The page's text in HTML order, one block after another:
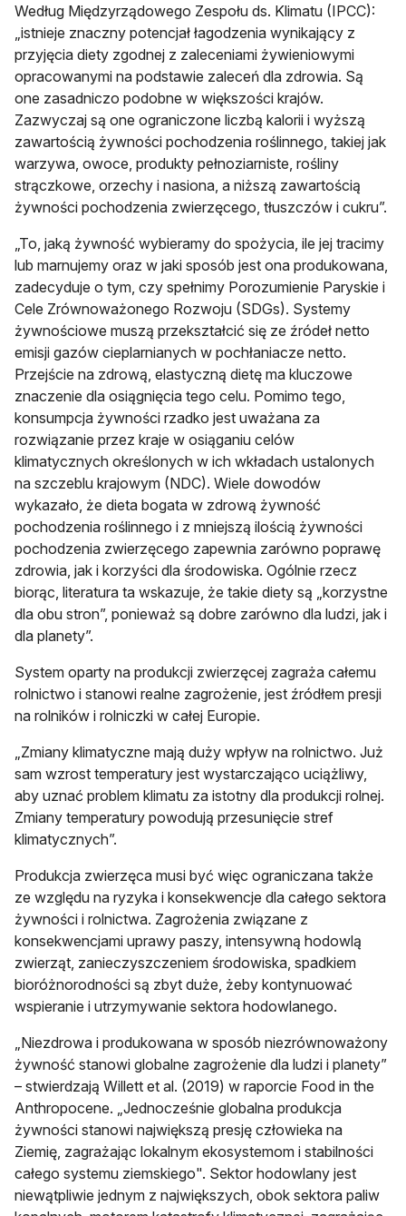
Według Międzyrządowego Zespołu ds. Klimatu (IPCC):
„istnieje znaczny potencjał łagodzenia wynikający z
przyjęcia diety zgodnej z zaleceniami żywieniowymi
opracowanymi na podstawie zaleceń dla zdrowia. Są
one zasadniczo podobne w większości krajów.
Zazwyczaj są one ograniczone liczbą kalorii i wyższą
zawartością żywności pochodzenia roślinnego, takiej jak
warzywa, owoce, produkty pełnoziarniste, rośliny
strączkowe, orzechy i nasiona, a niższą zawartością
żywności pochodzenia zwierzęcego, tłuszczów i cukru”.
„To, jaką żywność wybieramy do spożycia, ile jej tracimy
lub marnujemy oraz w jaki sposób jest ona produkowana,
zadecyduje o tym, czy spełnimy Porozumienie Paryskie i
Cele Zrównoważonego Rozwoju (SDGs). Systemy
żywnościowe muszą przekształcić się ze źródeł netto
emisji gazów cieplarnianych w pochłaniacze netto.
Przejście na zdrową, elastyczną dietę ma kluczowe
znaczenie dla osiągnięcia tego celu. Pomimo tego,
konsumpcja żywności rzadko jest uważana za
rozwiązanie przez kraje w osiąganiu celów
klimatycznych określonych w ich wkładach ustalonych
na szczeblu krajowym (NDC). Wiele dowodów
wykazało, że dieta bogata w zdrową żywność
pochodzenia roślinnego i z mniejszą ilością żywności
pochodzenia zwierzęcego zapewnia zarówno poprawę
zdrowia, jak i korzyści dla środowiska. Ogólnie rzecz
biorąc, literatura ta wskazuje, że takie diety są „korzystne
dla obu stron”, ponieważ są dobre zarówno dla ludzi, jak i
dla planety”.
System oparty na produkcji zwierzęcej zagraża całemu
rolnictwo i stanowi realne zagrożenie, jest źródłem presji
na rolników i rolniczki w całej Europie.
„Zmiany klimatyczne mają duży wpływ na rolnictwo. Już
sam wzrost temperatury jest wystarczająco uciążliwy,
aby uznać problem klimatu za istotny dla produkcji rolnej.
Zmiany temperatury powodują przesunięcie stref
klimatycznych”.
Produkcja zwierzęca musi być więc ograniczana także
ze względu na ryzyka i konsekwencje dla całego sektora
żywności i rolnictwa. Zagrożenia związane z
konsekwencjami uprawy paszy, intensywną hodowlą
zwierząt, zanieczyszczeniem środowiska, spadkiem
bioróżnorodności są zbyt duże, żeby kontynuować
wspieranie i utrzymywanie sektora hodowlanego.
„Niezdrowa i produkowana w sposób niezrównoważony
żywność stanowi globalne zagrożenie dla ludzi i planety”
– stwierdzają Willett et al. (2019) w raporcie Food in the
Anthropocene. „Jednocześnie globalna produkcja
żywności stanowi największą presję człowieka na
Ziemię, zagrażając lokalnym ekosystemom i stabilności
całego systemu ziemskiego". Sektor hodowlany jest
niewątpliwie jednym z największych, obok sektora paliw